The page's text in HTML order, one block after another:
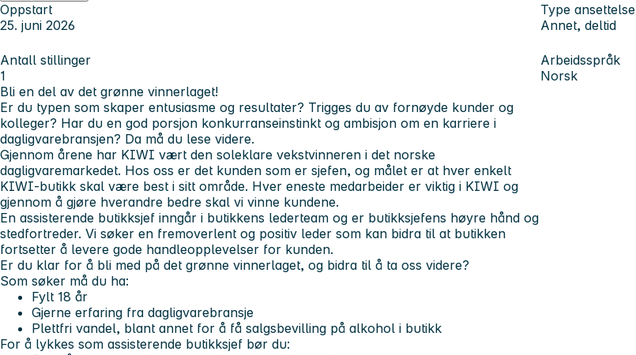
Oppstart
25. juni 2026
Type ansettelse
Annet, deltid
Antall stillinger
1
Arbeidsspråk
Norsk
Bli en del av det grønne vinnerlaget!
Er du typen som skaper entusiasme og resultater? Trigges du av fornøyde kunder og
kolleger? Har du en god porsjon konkurranseinstinkt og ambisjon om en karriere i
dagligvarebransjen? Da må du lese videre.
Gjennom årene har KIWI vært den soleklare vekstvinneren i det norske
dagligvaremarkedet. Hos oss er det kunden som er sjefen, og målet er at hver enkelt
KIWI-butikk skal være best i sitt område. Hver eneste medarbeider er viktig i KIWI og
gjennom å gjøre hverandre bedre skal vi vinne kundene.
En assisterende butikksjef inngår i butikkens lederteam og er butikksjefens høyre hånd og
stedfortreder. Vi søker en fremoverlent og positiv leder som kan bidra til at butikken
fortsetter å levere gode handleopplevelser for kunden.
Er du klar for å bli med på det grønne vinnerlaget, og bidra til å ta oss videre?
Som søker må du ha:
Fylt 18 år
Gjerne erfaring fra dagligvarebransje
Plettfri vandel, blant annet for å få salgsbevilling på alkohol i butikk
For å lykkes som assisterende butikksjef bør du: